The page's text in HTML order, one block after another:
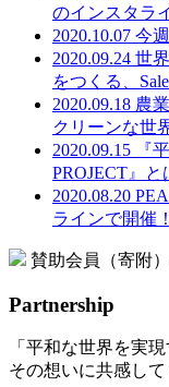
のインスタラ
2020.10.07 今
2020.09.24 世
をつくる、
2020.09.18 農
クリーンな世
2020.09.15
『
PROJECT』と
2020.08.20
ラインで開催！
賛助会員（寄附
Partnership
「平和な世界を実現
その想いに共感し